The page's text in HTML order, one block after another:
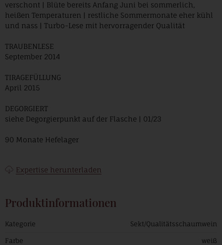
verschont | Blüte bereits Anfang Juni bei sommerlich,
heißen Temperaturen | restliche Sommermonate eher kühl
und nass | Turbo-Lese mit hervorragender Qualität
TRAUBENLESE
September 2014
TIRAGEFÜLLUNG
April 2015
DEGORGIERT
siehe Degorgierpunkt auf der Flasche | 01/23
90 Monate Hefelager
Expertise herunterladen
Produktinformationen
Kategorie Sekt/Qualitätsschaumwein
Farbe weiß